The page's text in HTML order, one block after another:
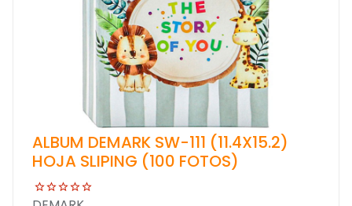
ALBUM DEMARK SW-111 (11.4X15.2)
HOJA SLIPING (100 FOTOS)